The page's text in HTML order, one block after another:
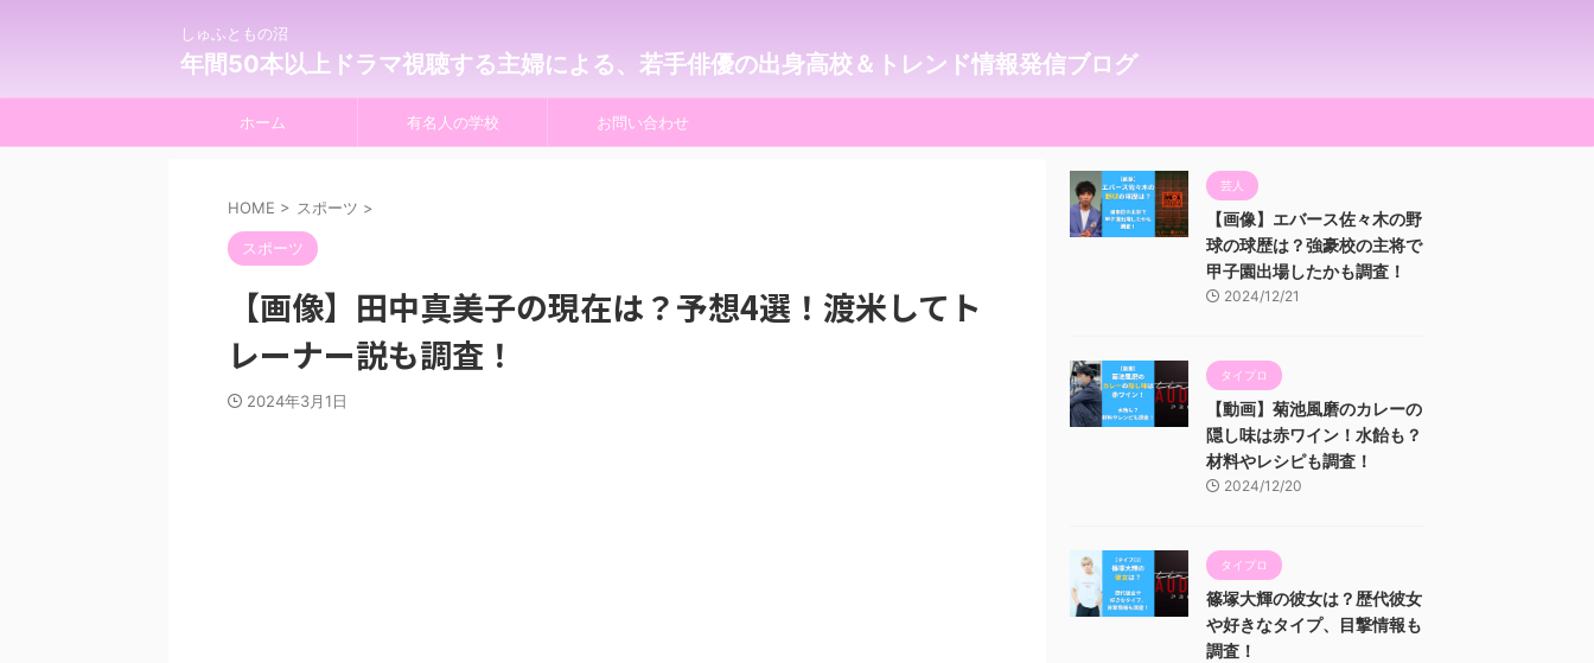
しゅふともの沼
年間50本以上ドラマ視聴する主婦による、若手俳優の出身高校＆トレンド情報発信ブログ
ホーム 有名人の学校 お問い合わせ
HOME > スポーツ >
スポーツ
【画像】田中真美子の現在は？予想4選！渡米してト
レーナー説も調査！
2024年3月1日
芸人
【画像】エバース佐々木の野
球の球歴は？強豪校の主将で
甲子園出場したかも調査！
2024/12/21
タイプロ
【動画】菊池風磨のカレーの
隠し味は赤ワイン！水飴も？
材料やレシピも調査！
2024/12/20
タイプロ
篠塚大輝の彼女は？歴代彼女
や好きなタイプ、目撃情報も
調査！